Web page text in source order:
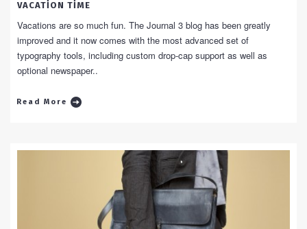
VACATION TIME
Vacations are so much fun. The Journal 3 blog has been greatly
improved and it now comes with the most advanced set of
typography tools, including custom drop-cap support as well as
optional newspaper..
Read More